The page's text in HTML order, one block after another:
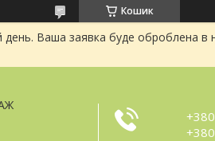
Кошик
Ваша заявка буде оброблена в